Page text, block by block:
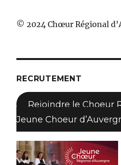
© 2024 Chœur Régional
RECRUTEMENT
Rejoindre le Choeur
Jeune Choeur